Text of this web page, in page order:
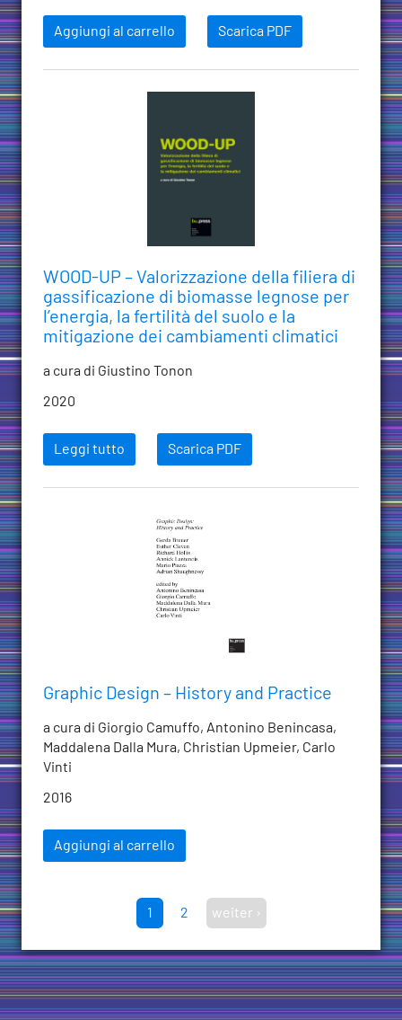
Aggiungi al carrello Scarica PDF
WOOD-UP – Valorizzazione della filiera di
gassificazione di biomasse legnose per
l’energia, la fertilità del suolo e la
mitigazione dei cambiamenti climatici
a cura di Giustino Tonon
2020
Leggi tutto Scarica PDF
Graphic Design – History and Practice
a cura di Giorgio Camuffo, Antonino Benincasa,
Maddalena Dalla Mura, Christian Upmeier, Carlo
Vinti
2016
Aggiungi al carrello
1 2 weiter ›